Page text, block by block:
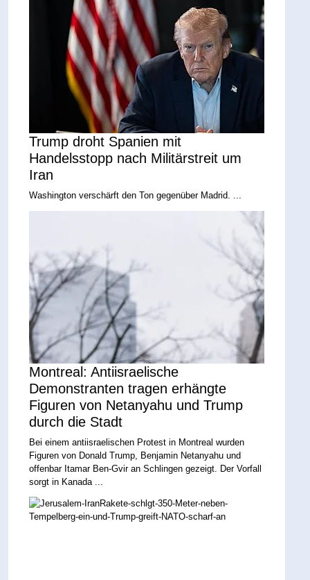
Trump droht Spanien mit
Handelsstopp nach Militärstreit um
Iran
Washington verschärft den Ton gegenüber Madrid. ...
Montreal: Antiisraelische
Demonstranten tragen erhängte
Figuren von Netanyahu und Trump
durch die Stadt
Bei einem antiisraelischen Protest in Montreal wurden
Figuren von Donald Trump, Benjamin Netanyahu und
offenbar Itamar Ben-Gvir an Schlingen gezeigt. Der Vorfall
sorgt in Kanada ...